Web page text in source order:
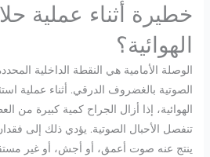
خطيرة أثناء عملية
الهوائية؟
الوصلة الأمامية هي النقطة الداخلية
الصوتية بالغضروف الدرقي. أثناء عملية
الهوائية، إذا أزال الجراح كمية كبيرة من
تنفصل الأحبال الصوتية. يؤدي ذلك إلى
ينتج عنه صوت أعمق، أو أجش، أو غير